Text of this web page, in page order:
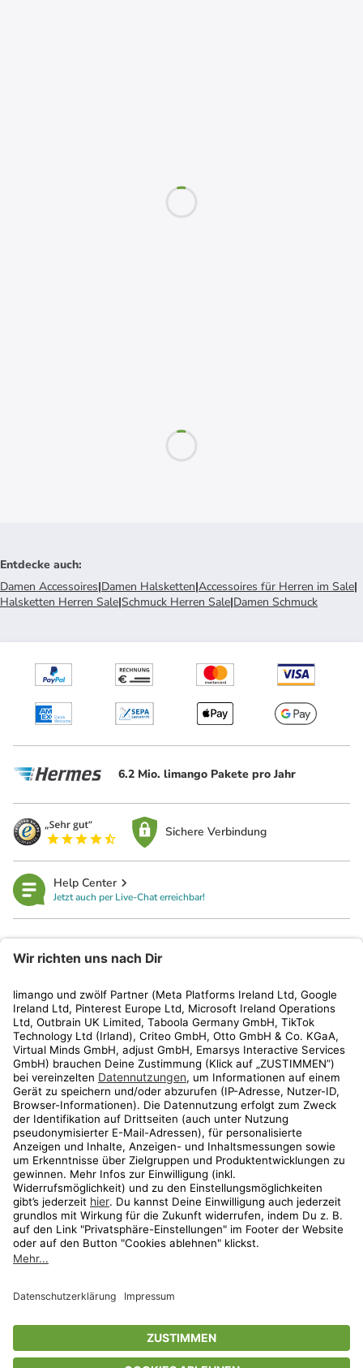
Entdecke auch:
Damen Accessoires|Damen Halsketten|Accessoires für Herren im Sale|
Halsketten Herren Sale|Schmuck Herren Sale|Damen Schmuck
6.2 Mio. limango Pakete pro Jahr
Sichere Verbindung
Help Center
Jetzt auch per Live-Chat erreichbar!
Kundenservice
Shop
Aktionen
Travel
* Streichpreise entsprechen der unverbindlichen Preisempfehlung des